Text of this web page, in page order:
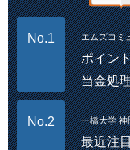
No.1 エムズコミ
ポイン
当金処
No.2 一橋大学
最近注